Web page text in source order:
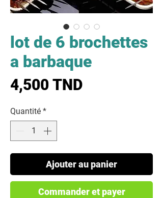
lot de 6 brochettes
a barbaque
4,500 TNDPrix
Quantité *
Ajouter au panier
Commander et payer